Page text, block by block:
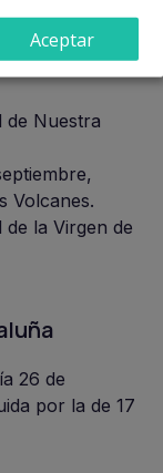
de
de Nuestra
de Nuestra
Volcanes.
la Virgen de
26 de
por la de 17
Aceptar